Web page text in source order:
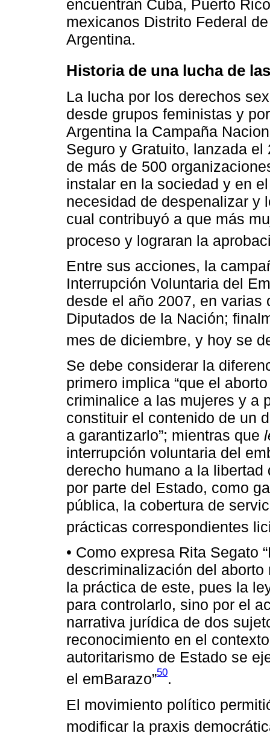
encuentran Cuba, Puerto
mexicanos Distrito Federal
Argentina.
Historia de una lucha de
La lucha por los derechos
desde grupos feministas y
Argentina la Campaña
Seguro y Gratuito, lanzada
de más de 500
instalar en la sociedad y en
necesidad de despenalizar y
cual contribuyó a que más
proceso y lograran la
Entre sus acciones, la
Interrupción Voluntaria del
desde el año 2007, en varias
Diputados de la Nación;
mes de diciembre, y hoy se
Se debe considerar la
primero implica “que el
criminalice a las mujeres y a
constituir el contenido de un
a garantizarlo”; mientras que
interrupción voluntaria del
derecho humano a la
por parte del Estado, como
pública, la cobertura de
prácticas correspondientes
• Como expresa Rita Segato
descriminalización del
la práctica de este, pues la
para controlarlo, sino por el
narrativa jurídica de dos
reconocimiento en el
autoritarismo de Estado se
el emBarazo”50.
El movimiento político
modificar la praxis